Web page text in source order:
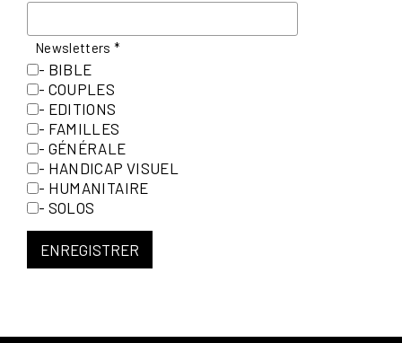
Newsletters*
- BIBLE
- COUPLES
- EDITIONS
- FAMILLES
- GÉNÉRALE
- HANDICAP VISUEL
- HUMANITAIRE
- SOLOS
ENREGISTRER